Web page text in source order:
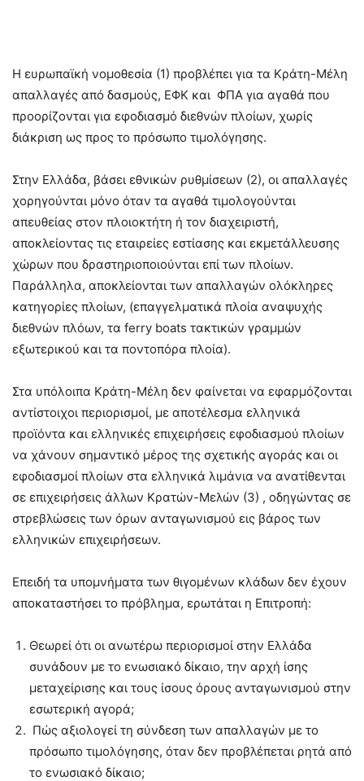
Η ευρωπαϊκή νομοθεσία (1) προβλέπει για τα Κράτη-Μέλη
απαλλαγές από δασμούς, ΕΦΚ και ΦΠΑ για αγαθά που
προορίζονται για εφοδιασμό διεθνών πλοίων, χωρίς
διάκριση ως προς το πρόσωπο τιμολόγησης.
Στην Ελλάδα, βάσει εθνικών ρυθμίσεων (2), οι απαλλαγές
χορηγούνται μόνο όταν τα αγαθά τιμολογούνται
απευθείας στον πλοιοκτήτη ή τον διαχειριστή,
αποκλείοντας τις εταιρείες εστίασης και εκμετάλλευσης
χώρων που δραστηριοποιούνται επί των πλοίων.
Παράλληλα, αποκλείονται των απαλλαγών ολόκληρες
κατηγορίες πλοίων, (επαγγελματικά πλοία αναψυχής
διεθνών πλόων, τα ferry boats τακτικών γραμμών
εξωτερικού και τα ποντοπόρα πλοία).
Στα υπόλοιπα Κράτη-Μέλη δεν φαίνεται να εφαρμόζονται
αντίστοιχοι περιορισμοί, με αποτέλεσμα ελληνικά
προϊόντα και ελληνικές επιχειρήσεις εφοδιασμού πλοίων
να χάνουν σημαντικό μέρος της σχετικής αγοράς και οι
εφοδιασμοί πλοίων στα ελληνικά λιμάνια να ανατίθενται
σε επιχειρήσεις άλλων Κρατών-Μελών (3) , οδηγώντας σε
στρεβλώσεις των όρων ανταγωνισμού εις βάρος των
ελληνικών επιχειρήσεων.
Επειδή τα υπομνήματα των θιγομένων κλάδων δεν έχουν
αποκαταστήσει το πρόβλημα, ερωτάται η Επιτροπή:
Θεωρεί ότι οι ανωτέρω περιορισμοί στην Ελλάδα
συνάδουν με το ενωσιακό δίκαιο, την αρχή ίσης
μεταχείρισης και τους ίσους όρους ανταγωνισμού στην
εσωτερική αγορά;
Πώς αξιολογεί τη σύνδεση των απαλλαγών με το
πρόσωπο τιμολόγησης, όταν δεν προβλέπεται ρητά από
το ενωσιακό δίκαιο;